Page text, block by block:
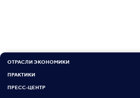
ОТРАСЛИ ЭКОНОМИКИ
ПРАКТИКИ
ПРЕСС-ЦЕНТР